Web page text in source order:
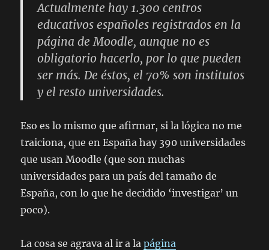
Actualmente hay 1.300 centros
educativos españoles registrados en la
página de Moodle, aunque no es
obligatorio hacerlo, por lo que pueden
ser más. De éstos, el 70% son institutos
y el resto universidades.
Eso es lo mismo que afirmar, si la lógica no me
traiciona, que en España hay 390 universidades
que usan Moodle (que son muchas
universidades para un país del tamaño de
España, con lo que he decidido ‘investigar’ un
poco).
La cosa se agrava al ir a lapágina